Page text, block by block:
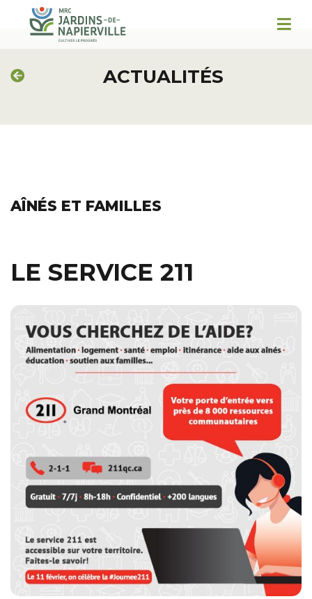
ACTUALITÉS
AÎNÉS ET FAMILLES
LE SERVICE 211